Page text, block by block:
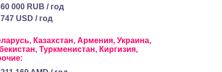
60 000 RUB / год
747 USD / год
Казахстан, Армения, Украина,
Туркменистан, Киргизия,